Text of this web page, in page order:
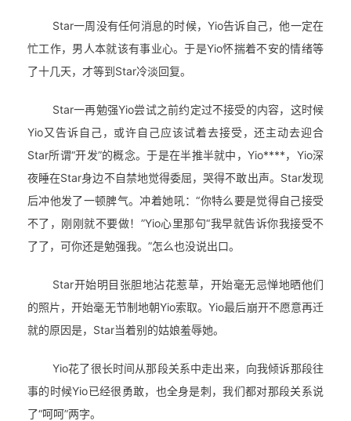
Star一周没有任何消息的时候，Yio告诉自己，他一定在
忙工作，男人本就该有事业心。于是Yio怀揣着不安的情绪等
了十几天，才等到Star冷淡回复。
Star一再勉强Yio尝试之前约定过不接受的内容，这时候
Yio又告诉自己，或许自己应该试着去接受，还主动去迎合
Star所谓“开发”的概念。于是在半推半就中，Yio****，Yio深
夜睡在Star身边不自禁地觉得委屈，哭得不敢出声。Star发现
后冲他发了一顿脾气。冲着她吼：“你特么要是觉得自己接受
不了，刚刚就不要做！”Yio心里那句“我早就告诉你我接受不
了了，可你还是勉强我。”怎么也没说出口。
Star开始明目张胆地沾花惹草，开始毫无忌惮地晒他们
的照片，开始毫无节制地朝Yio索取。Yio最后崩开不愿意再迁
就的原因是，Star当着别的姑娘羞辱她。
Yio花了很长时间从那段关系中走出来，向我倾诉那段往
事的时候Yio已经很勇敢，也全身是刺，我们都对那段关系说
了“呵呵”两字。